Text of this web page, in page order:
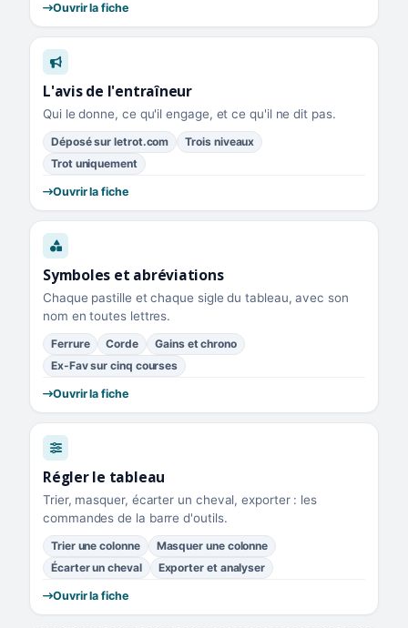
Ouvrir la fiche
L'avis de l'entraîneur
Qui le donne, ce qu'il engage, et ce qu'il ne dit pas.
Déposé sur letrot.com
Trois niveaux
Trot uniquement
Ouvrir la fiche
Symboles et abréviations
Chaque pastille et chaque sigle du tableau, avec son
nom en toutes lettres.
Ferrure Corde
Gains et chrono
Ex-Fav sur cinq courses
Ouvrir la fiche
Régler le tableau
Trier, masquer, écarter un cheval, exporter : les
commandes de la barre d'outils.
Trier une colonne
Masquer une colonne
Écarter un cheval
Exporter et analyser
Ouvrir la fiche